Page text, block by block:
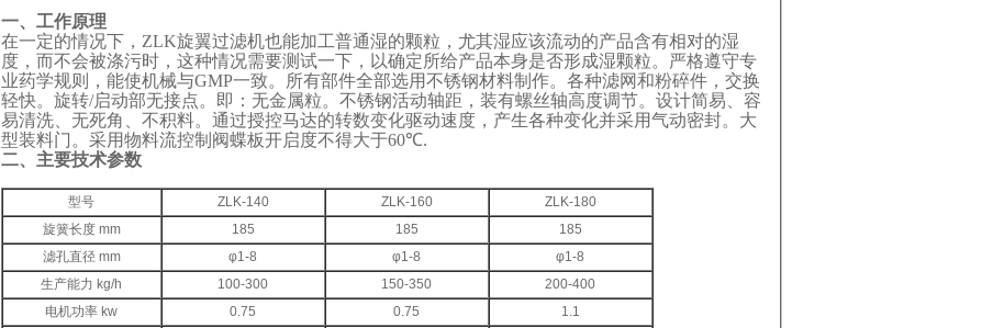
一、 工作原理
在一定的情况下，ZLK旋翼过滤机也能加工普通湿的颗粒，尤其湿应该流动的产品含有相对的湿
度，而不会被涤污时，这种情况需要测试一下，以确定所给产品本身是否形成湿颗粒。严格遵守专
业药学规则，能使机械与GMP一致。所有部件全部选用不锈钢材料制作。各种滤网和粉碎件，交换
轻快。旋转/启动部无接点。即：无金属粒。不锈钢活动轴距，装有螺丝轴高度调节。设计简易、容
易清洗、无死角、不积料。通过授控马达的转数变化驱动速度，产生各种变化并采用气动密封。大
型装料门。采用物料流控制阀蝶板开启度不得大于60℃.
二、主要技术参数
型号 ZLK-140 ZLK-160
ZLK-180
旋簧长度 mm
185 185
185
滤孔直径 mm
φ1-8 φ1-8
φ1-8
生产能力 kg/h
100-300 150-350
200-400
电机功率 kw
0.75 0.75
1.1